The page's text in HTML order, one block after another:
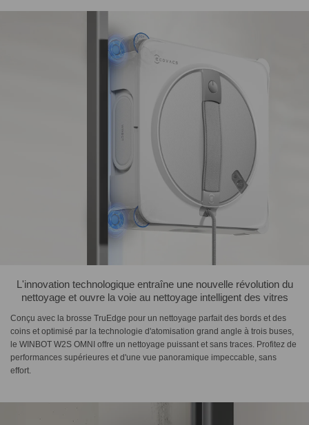
L'innovation technologique entraîne une nouvelle révolution du
nettoyage et ouvre la voie au nettoyage intelligent des vitres
Conçu avec la brosse TruEdge pour un nettoyage parfait des bords et des
coins et optimisé par la technologie d'atomisation grand angle à trois buses,
le WINBOT W2S OMNI offre un nettoyage puissant et sans traces. Profitez de
performances supérieures et d'une vue panoramique impeccable, sans
effort.